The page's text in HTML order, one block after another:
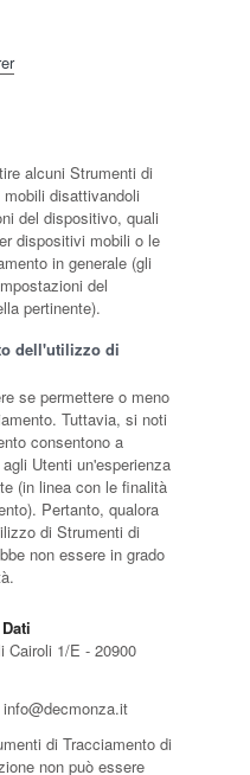
alcuni Strumenti di
disattivandoli
del dispositivo, quali
dispositivi mobili o le
in generale (gli
del
pertinente).
dell'utilizzo di
se permettere o meno
Tuttavia, si noti
consentono a
Utenti un'esperienza
(in linea con le finalità
Pertanto, qualora
di Strumenti di
non essere in grado
Cairoli 1/E - 20900
info@decmonza.it
di Tracciamento di
non può essere